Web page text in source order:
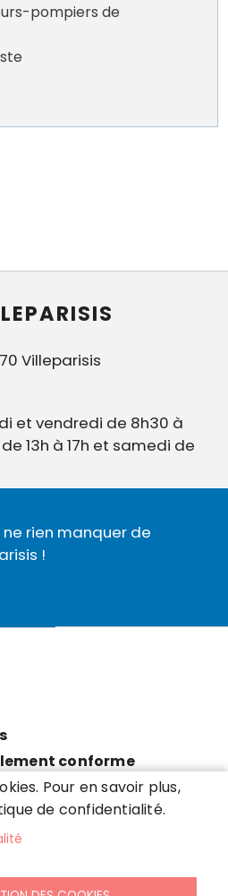
pompiers de
Villeparisis
et vendredi de 8h30 à
13h à 17h et samedi de
rien manquer de
!
conforme
Pour en savoir plus,
de confidentialité.